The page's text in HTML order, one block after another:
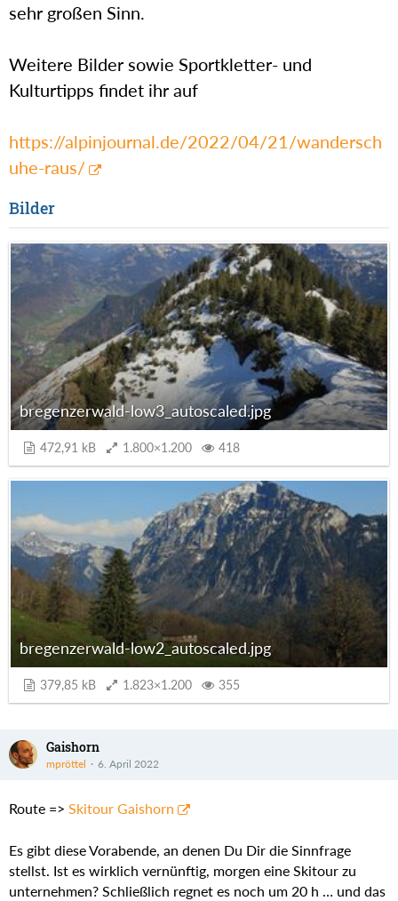
sehr großen Sinn.
Weitere Bilder sowie Sportkletter- und
Kulturtipps findet ihr auf
https://alpinjournal.de/2022/04/21/wandersch
uhe-raus/
Bilder
bregenzerwald-low3_autoscaled.jpg
472,91 kB 1.800×1.200 418
bregenzerwald-low2_autoscaled.jpg
379,85 kB 1.823×1.200 355
Gaishorn
mpröttel 6. April 2022
Route => Skitour Gaishorn
Es gibt diese Vorabende, an denen Du Dir die Sinnfrage
stellst. Ist es wirklich vernünftig, morgen eine Skitour zu
unternehmen? Schließlich regnet es noch um 20 h … und das